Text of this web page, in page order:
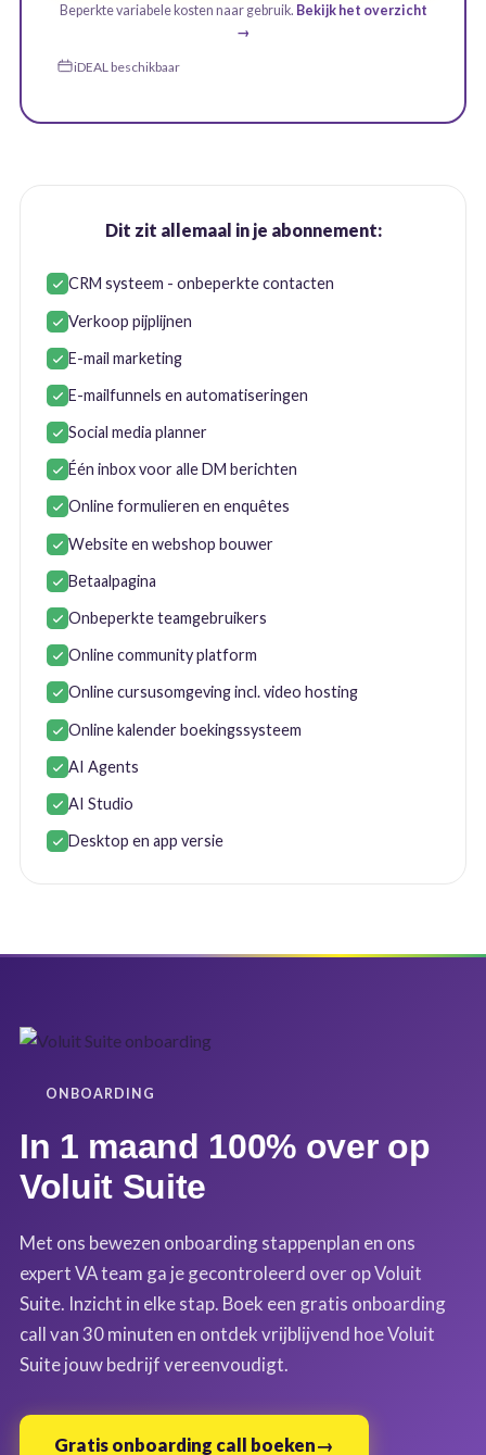
Beperkte variabele kosten naar gebruik. Bekijk het overzicht
→
iDEAL beschikbaar
Dit zit allemaal in je abonnement:
CRM systeem - onbeperkte contacten
Verkoop pijplijnen
E-mail marketing
E-mailfunnels en automatiseringen
Social media planner
Één inbox voor alle DM berichten
Online formulieren en enquêtes
Website en webshop bouwer
Betaalpagina
Onbeperkte teamgebruikers
Online community platform
Online cursusomgeving incl. video hosting
Online kalender boekingssysteem
AI Agents
AI Studio
Desktop en app versie
ONBOARDING
In 1 maand 100% over op
Voluit Suite
Met ons bewezen onboarding stappenplan en ons
expert VA team ga je gecontroleerd over op Voluit
Suite. Inzicht in elke stap. Boek een gratis onboarding
call van 30 minuten en ontdek vrijblijvend hoe Voluit
Suite jouw bedrijf vereenvoudigt.
Gratis onboarding call boeken